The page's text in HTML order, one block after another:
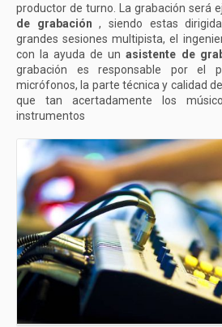
productor de turno. La grabación será
de grabación , siendo estas
grandes sesiones multipista, el
con la ayuda de unasistente de
grabación es responsable por el
micrófonos, la parte técnica y calidad
que tan acertadamente los
instrumentos